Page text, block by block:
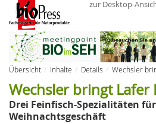
zur Desktop-
Übersicht Inhalte Details
Wechsler
Wechsler bringt Lafer
Drei Feinfisch-Spezialitäten
Weihnachtsgeschäft